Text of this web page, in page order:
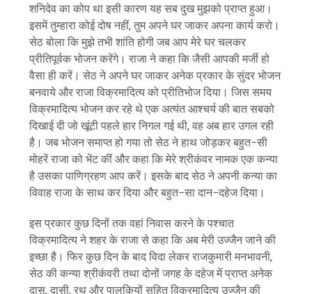
शनिदेव का कोप था इसी कारण यह सब दुख मुझको प्राप्त हुआ।
इसमें तुम्हारा कोई दोष नहीं, तुम अपने घर जाकर अपना कार्य करो।
सेठ बोला कि मुझे तभी शांति होगी जब आप मेरे घर चलकर
प्रीतिपूर्वक भोजन करेंगे। राजा ने कहा कि जैसी आपकी मर्जी हो
वैसा ही करें। सेठ ने अपने घर जाकर अनेक प्रकार के सुंदर भोजन
बनवाये और राजा विक्रमादित्य को प्रीतिभोज दिया। जिस समय
विक्रमादित्य भोजन कर रहे थे एक अत्यंत आश्चर्य की बात सबको
दिखाई दी जो खूंटी पहले हार निगल गई थी, वह अब हार उगल रही
है। जब भोजन समाप्त हो गया तो सेठ ने हाथ जोड़कर बहुत−सी
मोहरें राजा को भेंट कीं और कहा कि मेरे श्रीकंवर नामक एक कन्या
है उसका पाणिग्रहण आप करें। इसके बाद सेठ ने अपनी कन्या का
विवाह राजा के साथ कर दिया और बहुत−सा दान−दहेज दिया।
इस प्रकार कुछ दिनों तक वहां निवास करने के पश्चात
विक्रमादित्य ने शहर के राजा से कहा कि अब मेरी उज्जैन जाने की
इच्छा है। फिर कुछ दिन के बाद विदा लेकर राजकुमारी मनभावनी,
सेठ की कन्या श्रीकंवरी तथा दोनों जगह के दहेज में प्राप्त अनेक
दास, दासी, रथ और पालकियों सहित विक्रमादित्य उज्जैन की